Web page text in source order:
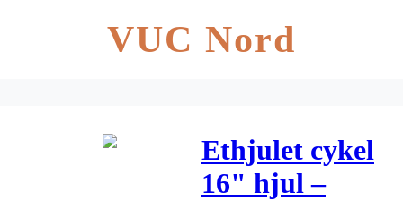
VUC Nord
Ethjulet cykel
16" hjul –